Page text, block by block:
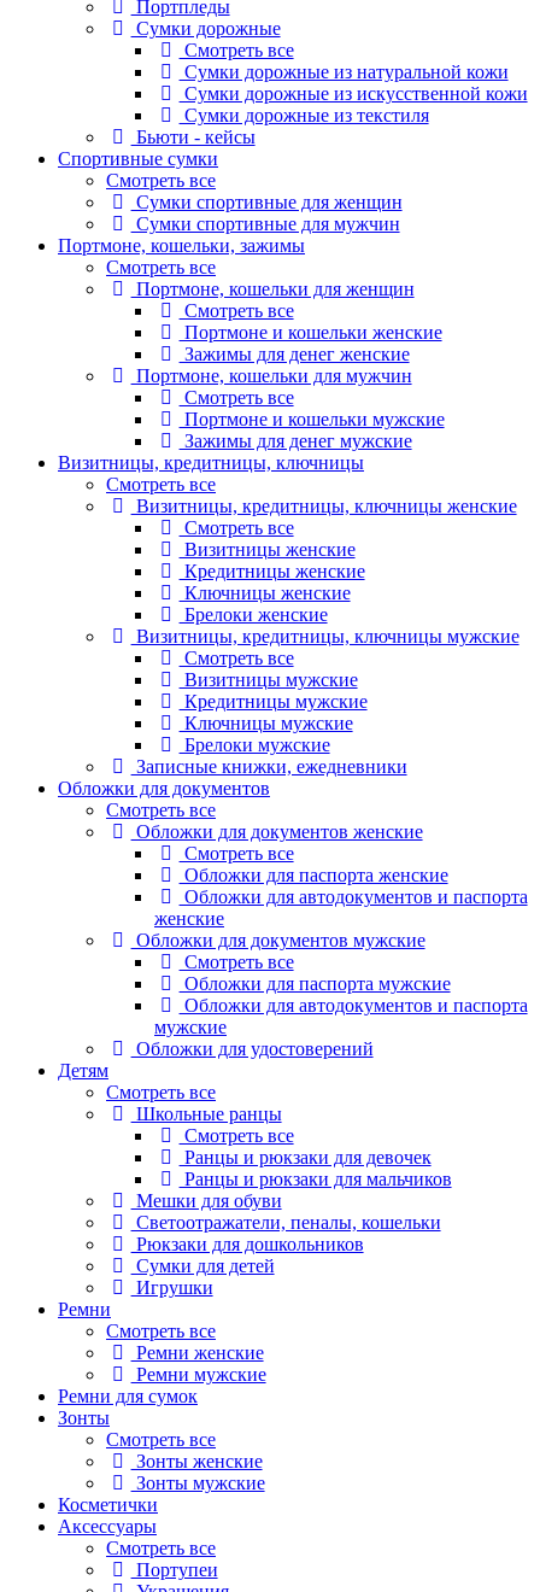
Портпледы
Сумки дорожные
Смотреть все
Сумки дорожные из натуральной кожи
Сумки дорожные из искусственной кожи
Сумки дорожные из текстиля
Бьюти - кейсы
Спортивные сумки
Смотреть все
Сумки спортивные для женщин
Сумки спортивные для мужчин
Портмоне, кошельки, зажимы
Смотреть все
Портмоне, кошельки для женщин
Смотреть все
Портмоне и кошельки женские
Зажимы для денег женские
Портмоне, кошельки для мужчин
Смотреть все
Портмоне и кошельки мужские
Зажимы для денег мужские
Визитницы, кредитницы, ключницы
Смотреть все
Визитницы, кредитницы, ключницы женские
Смотреть все
Визитницы женские
Кредитницы женские
Ключницы женские
Брелоки женские
Визитницы, кредитницы, ключницы мужские
Смотреть все
Визитницы мужские
Кредитницы мужские
Ключницы мужские
Брелоки мужские
Записные книжки, ежедневники
Обложки для документов
Смотреть все
Обложки для документов женские
Смотреть все
Обложки для паспорта женские
Обложки для автодокументов и паспорта
женские
Обложки для документов мужские
Смотреть все
Обложки для паспорта мужские
Обложки для автодокументов и паспорта
мужские
Обложки для удостоверений
Детям
Смотреть все
Школьные ранцы
Смотреть все
Ранцы и рюкзаки для девочек
Ранцы и рюкзаки для мальчиков
Мешки для обуви
Светоотражатели, пеналы, кошельки
Рюкзаки для дошкольников
Сумки для детей
Игрушки
Ремни
Смотреть все
Ремни женские
Ремни мужские
Ремни для сумок
Зонты
Смотреть все
Зонты женские
Зонты мужские
Косметички
Аксессуары
Смотреть все
Портупеи